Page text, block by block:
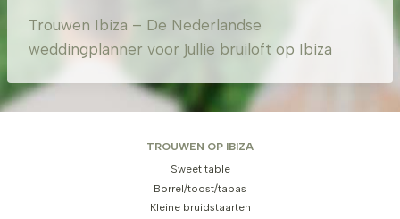
Trouwen Ibiza – De Nederlandse
weddingplanner voor jullie bruiloft op Ibiza
TROUWEN OP IBIZA
Sweet table
Borrel/toost/tapas
Kleine bruidstaarten